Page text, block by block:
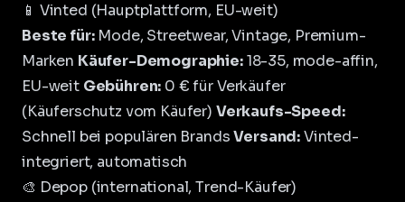
📱 Vinted (Hauptplattform, EU-weit)
Beste für:Mode, Streetwear, Vintage, Premium-
Marken Käufer-Demographie:18-35, mode-affin,
EU-weit Gebühren: 0 € für Verkäufer
(Käuferschutz vom Käufer) Verkaufs-Speed:
Schnell bei populären BrandsVersand:Vinted-
integriert, automatisch
🎨 Depop (international, Trend-Käufer)